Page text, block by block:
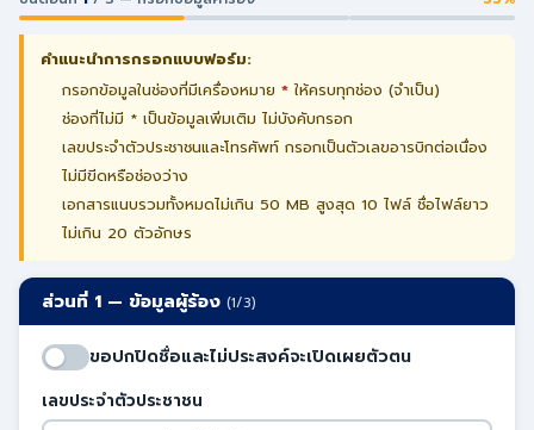
คำแนะนำการกรอกแบบฟอร์ม:
กรอกข้อมูลในช่องที่มีเครื่องหมาย *ให้ครบทุกช่อง (จำเป็น)
ช่องที่ไม่มี * เป็นข้อมูลเพิ่มเติม ไม่บังคับกรอก
เลขประจำตัวประชาชนและโทรศัพท์ กรอกเป็นตัวเลขอารบิกต่อเนื่อง
ไม่มีขีดหรือช่องว่าง
เอกสารแนบรวมทั้งหมดไม่เกิน 50 MB สูงสุด 10 ไฟล์ ชื่อไฟล์ยาว
ไม่เกิน 20 ตัวอักษร
ส่วนที่ 1 — ข้อมูลผู้ร้อง(1/3)
ขอปกปิดชื่อและไม่ประสงค์จะเปิดเผยตัวตน
เลขประจำตัวประชาชน